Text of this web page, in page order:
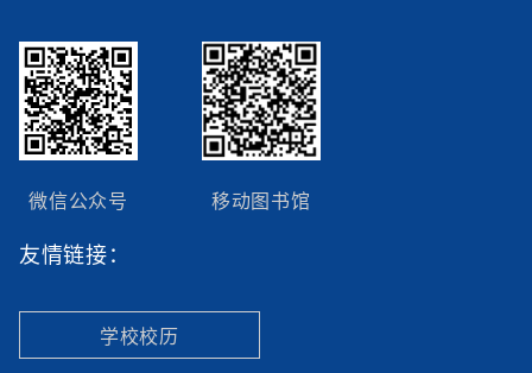
微信公众号 移动图书馆
友情链接：
学校校历